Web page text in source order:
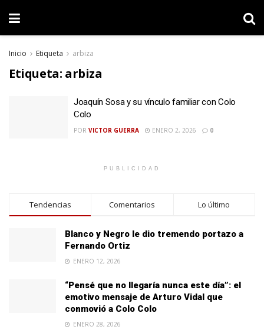
Inicio Etiqueta arbiza
Etiqueta: arbiza
Joaquín Sosa y su vínculo familiar con Colo
Colo
POR VICTOR GUERRA ENERO 2, 2026 0
PUBLICIDAD
Tendencias Comentarios Lo último
Blanco y Negro le dio tremendo portazo a
Fernando Ortiz
ENERO 12, 2026
“Pensé que no llegaría nunca este día”: el
emotivo mensaje de Arturo Vidal que
conmovió a Colo Colo
ENERO 28, 2026